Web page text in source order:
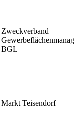
Zweckverband
BGL
Markt Teisendorf